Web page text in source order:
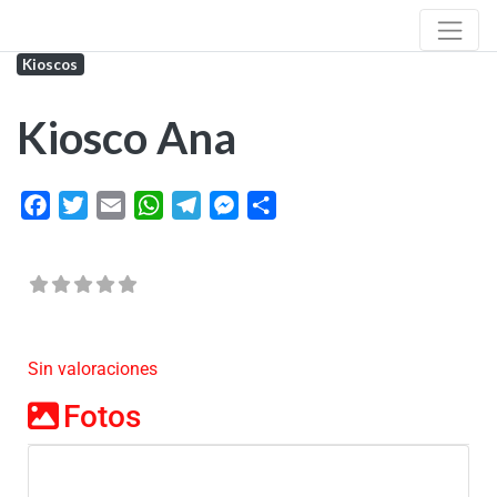
Kioscos
Kiosco Ana
FacebookTwitterEmail WhatsAppTelegramMessenger
Sin valoraciones
Fotos